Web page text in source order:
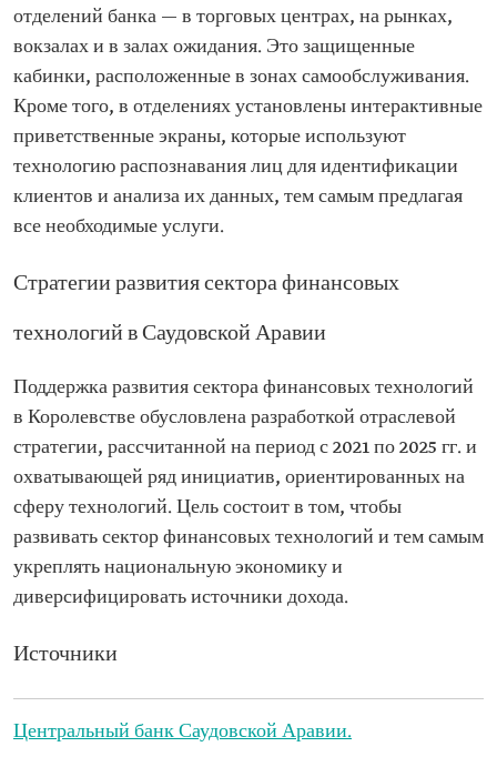
отделений банка — в торговых центрах, на рынках,
вокзалах и в залах ожидания. Это защищенные
кабинки, расположенные в зонах самообслуживания.
Кроме того, в отделениях установлены интерактивные
приветственные экраны, которые используют
технологию распознавания лиц для идентификации
клиентов и анализа их данных, тем самым предлагая
все необходимые услуги.
Стратегии развития сектора финансовых
технологий в Саудовской Аравии
Поддержка развития сектора финансовых технологий
в Королевстве обусловлена разработкой отраслевой
стратегии, рассчитанной на период с 2021 по 2025 гг. и
охватывающей ряд инициатив, ориентированных на
сферу технологий. Цель состоит в том, чтобы
развивать сектор финансовых технологий и тем самым
укреплять национальную экономику и
диверсифицировать источники дохода.
Источники
Центральный банк Саудовской Аравии.